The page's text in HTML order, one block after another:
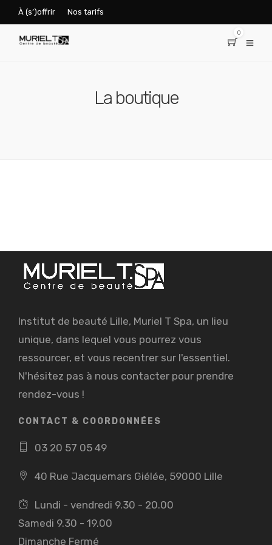
À (s’)offrir Nos tarifs
0
La boutique
Institut de beauté Lille, Muriel T Spa, un lieu
unique, dans lequel vous pourrez vous
ressourcer, et vous recentrer sur l'essentiel.
N'hésitez pas à nous contacter pour prendre
rendez-vous !
CONTACT & COORDONNÉES
03 20 57 05 49
40 Rue Jacquemars Giélée, 59000 Lille
Lundi - vendredi 9.30 - 20.00
Samedi 9.30 - 19.00
Dimanche Fermé